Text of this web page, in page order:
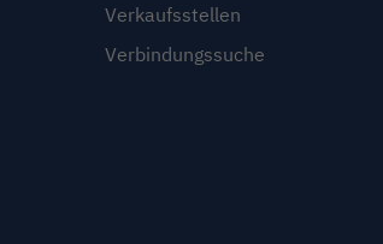
Verkaufsstellen
Verbindungssuche